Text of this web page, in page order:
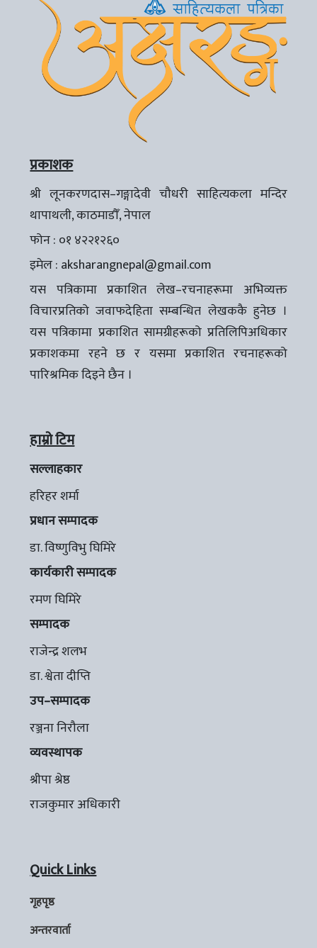
प्रकाशक
श्री लूनकरणदास–गङ्गादेवी चौधरी साहित्यकला मन्दिर
थापाथली, काठमाडौँ, नेपाल
फोन : ०१ ४२२१२६०
इमेल : aksharangnepal@gmail.com
यस पत्रिकामा प्रकाशित लेख–रचनाहरूमा अभिव्यक्त
विचारप्रतिको जवाफदेहिता सम्बन्धित लेखककै हुनेछ ।
यस पत्रिकामा प्रकाशित सामग्रीहरूको प्रतिलिपिअधिकार
प्रकाशकमा रहने छ र यसमा प्रकाशित रचनाहरूको
पारिश्रमिक दिइने छैन ।
हाम्रो टिम
सल्लाहकार
हरिहर शर्मा
प्रधान सम्पादक
डा. विष्णुविभु घिमिरे
कार्यकारी सम्पादक
रमण घिमिरे
सम्पादक
राजेन्द्र शलभ
डा. श्वेता दीप्ति
उप–सम्पादक
रञ्जना निरौला
व्यवस्थापक
श्रीपा श्रेष्ठ
राजकुमार अधिकारी
Quick Links
गृहपृष्ठ
अन्तरवार्ता